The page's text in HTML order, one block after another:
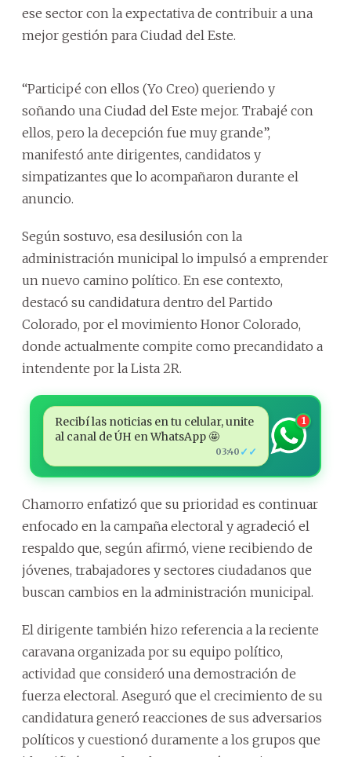
ese sector con la expectativa de contribuir a una
mejor gestión para Ciudad del Este.
“Participé con ellos (Yo Creo) queriendo y
soñando una Ciudad del Este mejor. Trabajé con
ellos, pero la decepción fue muy grande”,
manifestó ante dirigentes, candidatos y
simpatizantes que lo acompañaron durante el
anuncio.
Según sostuvo, esa desilusión con la
administración municipal lo impulsó a emprender
un nuevo camino político. En ese contexto,
destacó su candidatura dentro del Partido
Colorado, por el movimiento Honor Colorado,
donde actualmente compite como precandidato a
intendente por la Lista 2R.
Recibí las noticias en tu celular, unite
al canal de ÚH en WhatsApp 🤩
03:40 ✓✓
1
Chamorro enfatizó que su prioridad es continuar
enfocado en la campaña electoral y agradeció el
respaldo que, según afirmó, viene recibiendo de
jóvenes, trabajadores y sectores ciudadanos que
buscan cambios en la administración municipal.
El dirigente también hizo referencia a la reciente
caravana organizada por su equipo político,
actividad que consideró una demostración de
fuerza electoral. Aseguró que el crecimiento de su
candidatura generó reacciones de sus adversarios
políticos y cuestionó duramente a los grupos que